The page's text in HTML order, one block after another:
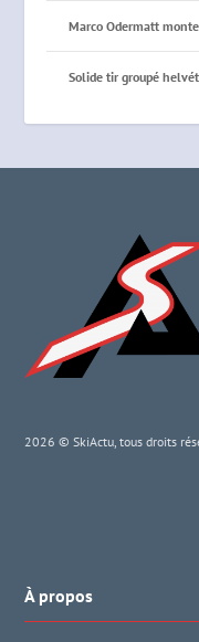
Marco Odermatt
Solide tir groupé
2026 © SkiActu, tous droits
À propos